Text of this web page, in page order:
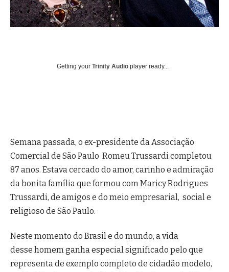
Getting your Trinity Audio player ready...
Semana passada, o ex-presidente da Associação
Comercial de São Paulo Romeu Trussardi completou
87 anos. Estava cercado do amor, carinho e admiração
da bonita família que formou com Maricy Rodrigues
Trussardi, de amigos e do meio empresarial, social e
religioso de São Paulo.
Neste momento do Brasil e do mundo, a vida
desse homem ganha especial significado pelo que
representa de exemplo completo de cidadão modelo,